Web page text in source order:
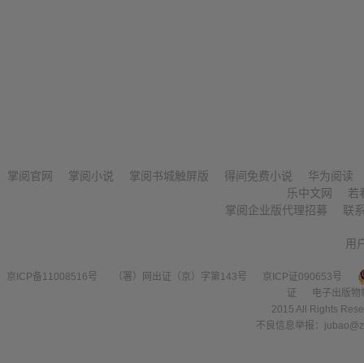
掌阅官网 掌阅小说 掌阅书城触屏版 得间免费小说
华为阅读
乐中文网
若
掌阅企业版代理招募
联
用
京ICP备11008516号 （署）网出证（京）字第143号
京ICP证090653号
证
电子出版
2015 All Rights
不良信息举报：